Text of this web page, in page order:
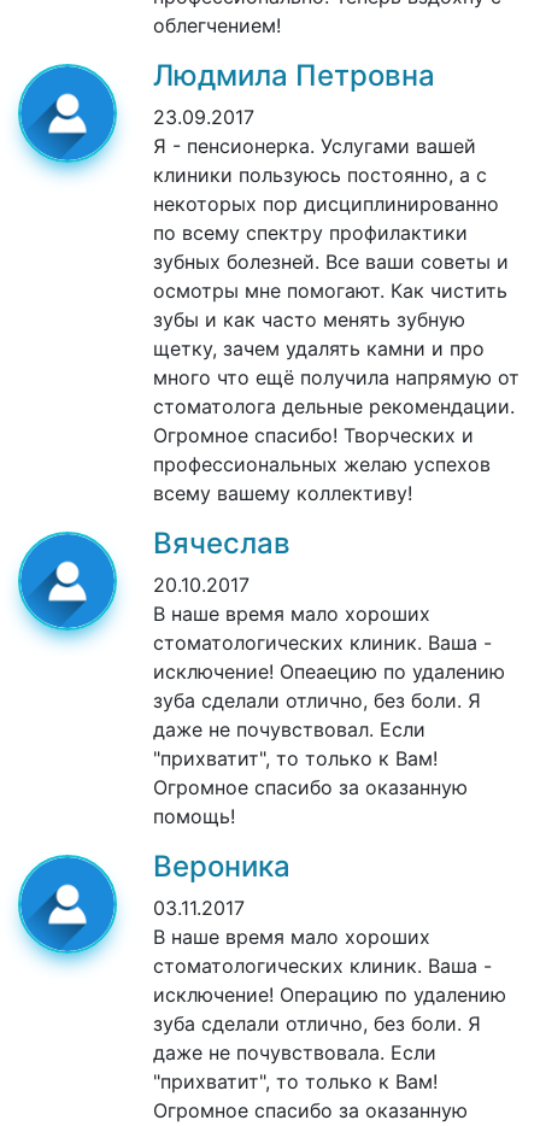
облегчением!
Людмила Петровна
23.09.2017
Я - пенсионерка. Услугами вашей
клиники пользуюсь постоянно, а с
некоторых пор дисциплинированно
по всему спектру профилактики
зубных болезней. Все ваши советы и
осмотры мне помогают. Как чистить
зубы и как часто менять зубную
щетку, зачем удалять камни и про
много что ещё получила напрямую от
стоматолога дельные рекомендации.
Огромное спасибо! Творческих и
профессиональных желаю успехов
всему вашему коллективу!
Вячеслав
20.10.2017
В наше время мало хороших
стоматологических клиник. Ваша -
исключение! Опеаецию по удалению
зуба сделали отлично, без боли. Я
даже не почувствовал. Если
"прихватит", то только к Вам!
Огромное спасибо за оказанную
помощь!
Вероника
03.11.2017
В наше время мало хороших
стоматологических клиник. Ваша -
исключение! Операцию по удалению
зуба сделали отлично, без боли. Я
даже не почувствовала. Если
"прихватит", то только к Вам!
Огромное спасибо за оказанную